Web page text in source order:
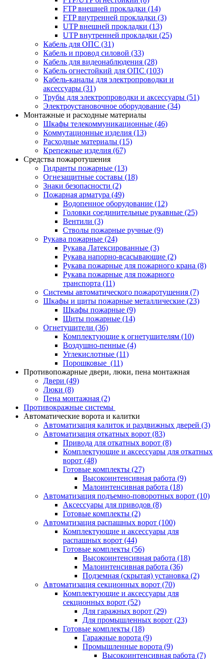
FTP внешней прокладки (14)
FTP внутренней прокладки (3)
UTP внешней прокладки (13)
UTP внутренней прокладки (25)
Кабель для ОПС (31)
Кабель и провод силовой (33)
Кабель для видеонаблюдения (28)
Кабель огнестойкий для ОПС (103)
Кабель-каналы для электропроводки и
аксессуары (31)
Трубы для электропроводки и аксессуары (51)
Электроустановочное оборудование (34)
Монтажные и расходные материалы
Шкафы телекоммуникационные (46)
Коммутационные изделия (13)
Расходные материалы (15)
Крепежные изделия (67)
Средства пожаротушения
Гидранты пожарные (13)
Огнезащитные составы (18)
Знаки безопасности (2)
Пожарная арматура (49)
Водопенное оборудование (12)
Головки соединительные рукавные (25)
Вентили (3)
Стволы пожарные ручные (9)
Рукава пожарные (24)
Рукава Латексированные (3)
Рукава напорно-всасывающие (2)
Рукава пожарные для пожарного крана (8)
Рукава пожарные для пожарного
транспорта (11)
Системы автоматического пожаротушения (7)
Шкафы и щиты пожарные металлические (23)
Шкафы пожарные (9)
Щиты пожарные (14)
Огнетушители (36)
Комплектующие к огнетушителям (10)
Воздушно-пенные (4)
Углекислотные (11)
Порошковые (11)
Противопожарные двери, люки, пена монтажная
Двери (49)
Люки (8)
Пена монтажная (2)
Противокражные системы
Автоматические ворота и калитки
Автоматизация калиток и раздвижных дверей (3)
Автоматизация откатных ворот (83)
Привода для откатных ворот (8)
Комплектующие и аксессуары для откатных
ворот (48)
Готовые комплекты (27)
Высокоинтенсивная работа (9)
Малоинтенсивная работа (18)
Автоматизация подъемно-поворотных ворот (10)
Аксессуары для приводов (8)
Готовые комплекты (2)
Автоматизация распашных ворот (100)
Комплектующие и аксессуары для
распашных ворот (44)
Готовые комплекты (56)
Высокоинтенсивная работа (18)
Малоинтенсивная работа (36)
Подземная (скрытая) установка (2)
Автоматизация секционных ворот (70)
Комплектующие и аксессуары для
секционных ворот (52)
Для гаражных ворот (29)
Для промышленных ворот (23)
Готовые комплекты (18)
Гаражные ворота (9)
Промышленные ворота (9)
Высокоинтенсивная работа (7)